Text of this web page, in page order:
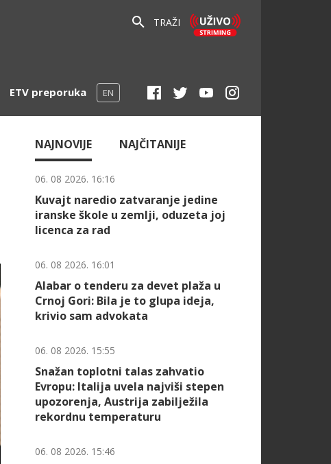
TRAŽI
ETV preporuka EN
NAJNOVIJE NAJČITANIJE
06. 08 2026. 16:16
Kuvajt naredio zatvaranje jedine
iranske škole u zemlji, oduzeta joj
licenca za rad
06. 08 2026. 16:01
Alabar o tenderu za devet plaža u
Crnoj Gori: Bila je to glupa ideja,
krivio sam advokata
06. 08 2026. 15:55
Snažan toplotni talas zahvatio
Evropu: Italija uvela najviši stepen
upozorenja, Austrija zabilježila
rekordnu temperaturu
06. 08 2026. 15:46